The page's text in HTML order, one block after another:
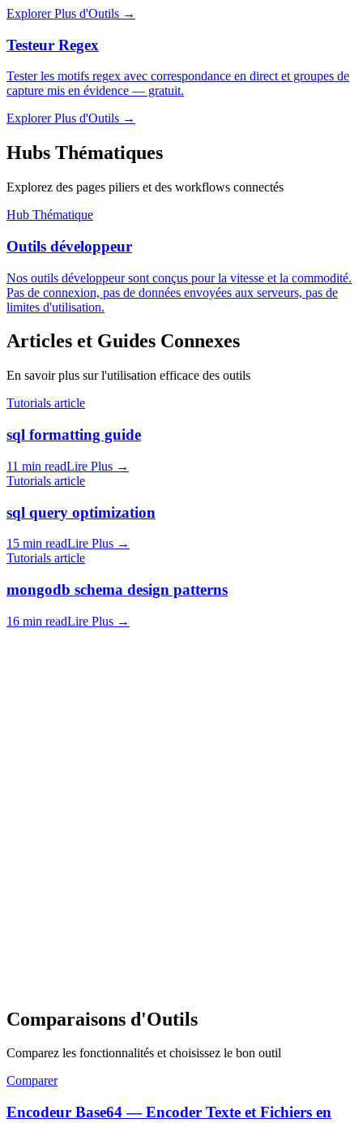
Explorer Plus d'Outils →
Testeur Regex
Tester les motifs regex avec correspondance en direct et groupes de
capture mis en évidence — gratuit.
Explorer Plus d'Outils →
Hubs Thématiques
Explorez des pages piliers et des workflows connectés
Hub Thématique
Outils développeur
Nos outils développeur sont conçus pour la vitesse et la commodité.
Pas de connexion, pas de données envoyées aux serveurs, pas de
limites d'utilisation.
Articles et Guides Connexes
En savoir plus sur l'utilisation efficace des outils
Tutorials article
sql formatting guide
11 min readLire Plus →
Tutorials article
sql query optimization
15 min readLire Plus →
Tutorials article
mongodb schema design patterns
16 min readLire Plus →
Comparaisons d'Outils
Comparez les fonctionnalités et choisissez le bon outil
Comparer
Encodeur Base64 — Encoder Texte et Fichiers en